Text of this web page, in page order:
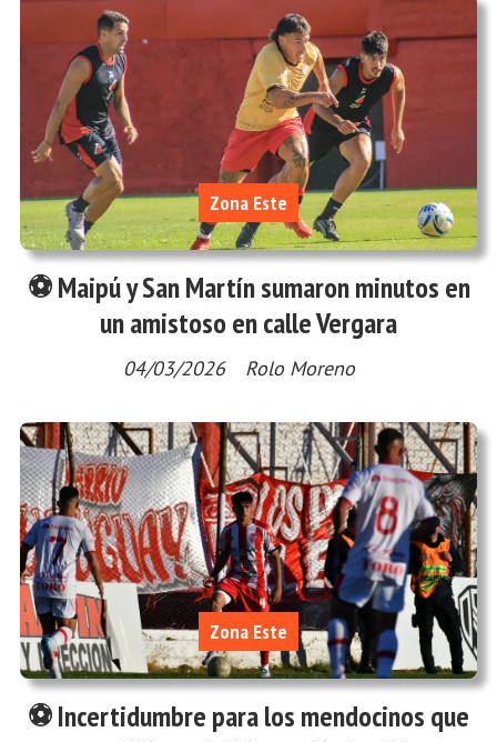
⚽ Maipú y San Martín sumaron minutos en
un amistoso en calle Vergara
Rolo Moreno
Zona Este
04/03/2026
⚽ Incertidumbre para los mendocinos que
Zona Este